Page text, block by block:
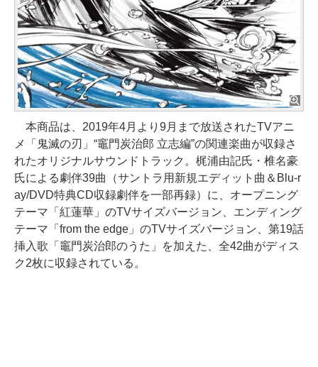
本商品は、2019年4月より9月まで放送されたTVアニ
メ「鬼滅の刃」“竈門炭治郎 立志編”の関連楽曲が収録さ
れたオリジナルサウンドトラック。梶浦由記氏・椎名豪
氏による劇伴39曲（サントラ用新規エディット曲＆Blu-r
ay/DVD特典CD収録劇伴を一部再録）に、オープニング
テーマ「紅蓮華」のTVサイズバージョン、エンディング
テーマ「from the edge」のTVサイズバージョン、第19話
挿入歌「竈門炭治郎のうた」を加えた、全42曲がディス
ク2枚に収録されている。